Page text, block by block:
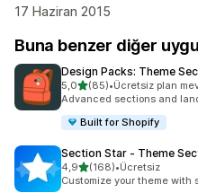
17 Haziran 2015
Buna benzer diğer
Design Packs: Theme
5,05 yıldız üzerinden
(85)
toplam 85 değerlendirme
•Ücretsiz plan
Advanced sections and
Built for Shopify
Section Star ‑ Theme
4,95 yıldız üzerinden
(168)
toplam 168 değerlendirme
•Ücretsiz
Customize your theme